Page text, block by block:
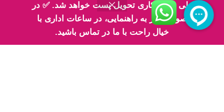
طی 2 روز کاری تحویل پست خواهد شد. ✅ در
صورت نیاز به راهنمایی، در ساعات اداری با
خیال راحت با ما در تماس باشید.